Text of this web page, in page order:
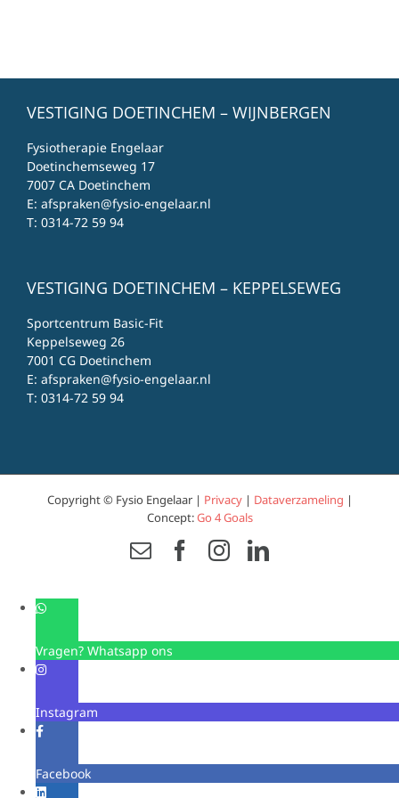
VESTIGING DOETINCHEM – WIJNBERGEN
Fysiotherapie Engelaar
Doetinchemseweg 17
7007 CA Doetinchem
E: afspraken@fysio-engelaar.nl
T: 0314-72 59 94
VESTIGING DOETINCHEM – KEPPELSEWEG
Sportcentrum Basic-Fit
Keppelseweg 26
7001 CG Doetinchem
E: afspraken@fysio-engelaar.nl
T: 0314-72 59 94
Copyright © Fysio Engelaar | Privacy| Dataverzameling |
Concept:Go 4 Goals
Email Facebook
Instagram
LinkedIn
Vragen? Whatsapp ons
Instagram
Facebook